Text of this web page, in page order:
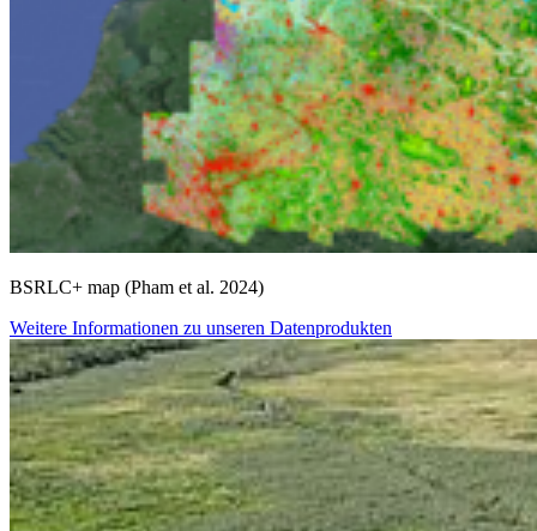
BSRLC+ map (Pham et al. 2024)
Weitere Informationen zu unseren Datenprodukten
Weiter
Go to slide 1
Go to slide 2
Go to slide 3
Soziale Medien